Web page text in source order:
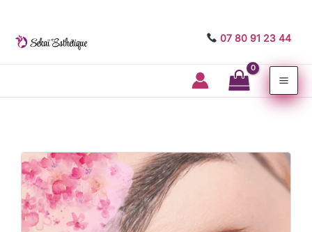
07 80 91 23 44